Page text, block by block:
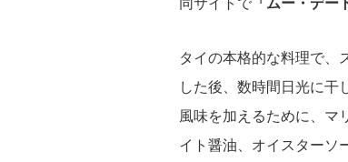
同サイトで 「ムー・デー
タイの本格的な料理で、
した後、数時間日光に干
風味を加えるために、マ
イト醤油、オイスターソ